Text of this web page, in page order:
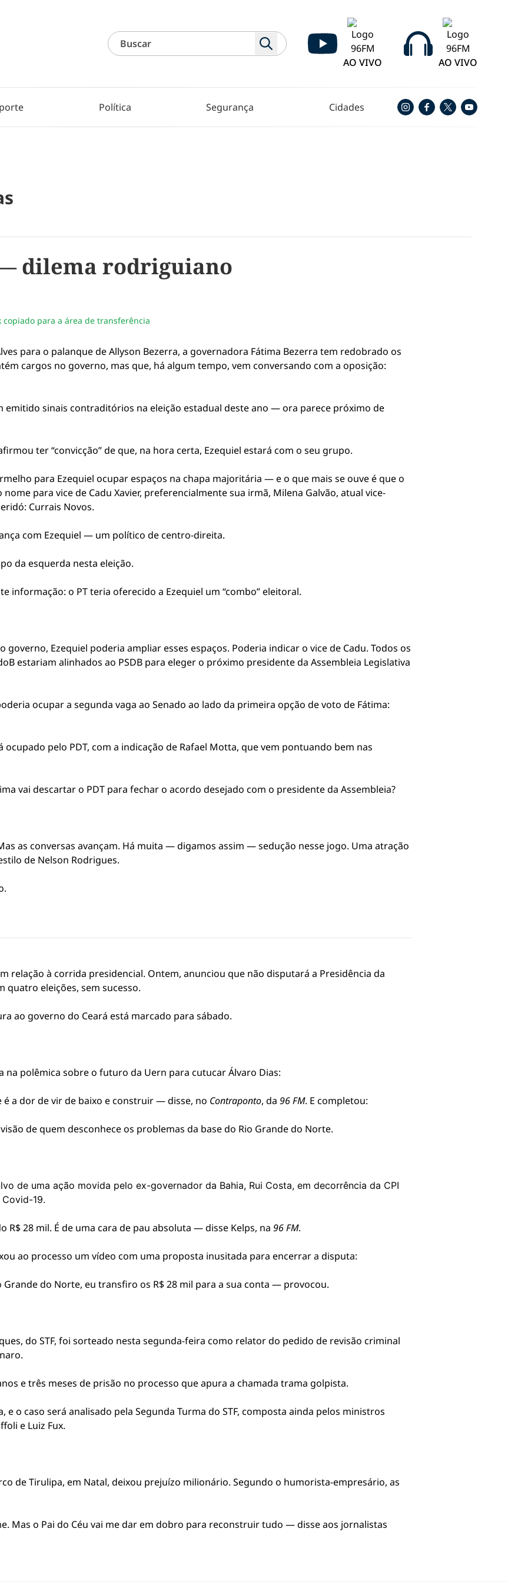
AO VIVO
AO VIVO
Política Segurança Cidades
dilema rodriguiano
email
da notícia
copiado para a área de transferência
para o palanque de Allyson Bezerra, a governadora Fátima Bezerra tem redobrado os
cargos no governo, mas que, há algum tempo, vem conversando com a oposição:
emitido sinais contraditórios na eleição estadual deste ano — ora parece próximo de
ter “convicção” de que, na hora certa, Ezequiel estará com o seu grupo.
para Ezequiel ocupar espaços na chapa majoritária — e o que mais se ouve é que o
para vice de Cadu Xavier, preferencialmente sua irmã, Milena Galvão, atual vice-
Currais Novos.
com Ezequiel — um político de centro-direita.
da esquerda nesta eleição.
informação: o PT teria oferecido a Ezequiel um “combo” eleitoral.
Ezequiel poderia ampliar esses espaços. Poderia indicar o vice de Cadu. Todos os
estariam alinhados ao PSDB para eleger o próximo presidente da Assembleia Legislativa
ocupar a segunda vaga ao Senado ao lado da primeira opção de voto de Fátima:
ocupado pelo PDT, com a indicação de Rafael Motta, que vem pontuando bem nas
vai descartar o PDT para fechar o acordo desejado com o presidente da Assembleia?
as conversas avançam. Há muita — digamos assim — sedução nesse jogo. Uma atração
de Nelson Rodrigues.
relação à corrida presidencial. Ontem, anunciou que não disputará a Presidência da
quatro eleições, sem sucesso.
ao governo do Ceará está marcado para sábado.
na polêmica sobre o futuro da Uern para cutucar Álvaro Dias:
a dor de vir de baixo e construir — disse, no Contraponto, da 96 FM. E completou:
de quem desconhece os problemas da base do Rio Grande do Norte.
de uma ação movida pelo ex-governador da Bahia, Rui Costa, em decorrência da CPI
19.
28 mil. É de uma cara de pau absoluta — disse Kelps, na 96 FM.
ao processo um vídeo com uma proposta inusitada para encerrar a disputa:
Grande do Norte, eu transfiro os R$ 28 mil para a sua conta — provocou.
do STF, foi sorteado nesta segunda-feira como relator do pedido de revisão criminal
e três meses de prisão no processo que apura a chamada trama golpista.
o caso será analisado pela Segunda Turma do STF, composta ainda pelos ministros
e Luiz Fux.
de Tirulipa, em Natal, deixou prejuízo milionário. Segundo o humorista-empresário, as
Mas o Pai do Céu vai me dar em dobro para reconstruir tudo — disse aos jornalistas